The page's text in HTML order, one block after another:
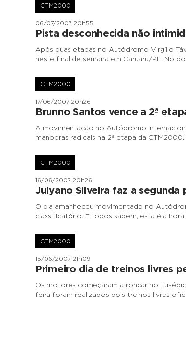
CTM2000
06/07/2007 20h55
Pista desconhecida não
Após duas etapas no Autódromo Virgílio
neste final de semana em Caruaru/PE. No
CTM2000
17/06/2007 20h26
Brunno Santos vence a 2ª
A movimentação no Autódromo
manobras radicais na 2ª etapa da
CTM2000
16/06/2007 20h26
Julyano Silveira faz a segunda
O dia amanheceu movimentado no
classificatório. E todos sabem, esta é a
CTM2000
15/06/2007 21h09
Primeiro dia de treinos livres
Os motores começaram a roncar no
feira foram realizados dois treinos livres